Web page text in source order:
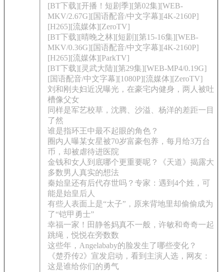
[BT下载][开播！短剧季][第02集][WEB-
MKV/2.67G][国语配音/中文字幕][4K-2160P]
[H265][流媒体][ZeroTV]
[BT下载][晴晚之林][短剧][第15-16集][WEB-
MKV/0.36G][国语配音/中文字幕][4K-2160P]
[H265][流媒体][ParkTV]
[BT下载][灵武大陆][第29集][WEB-MP4/0.19G]
[国语配音/中文字幕][1080P][流媒体][ZeroTV]
刘和刚夫妇近况曝光，在豪宅内健身，两人被吐
槽像父女
同样是军艺校草，沈腾、沙溢、杨洋的差距一目
了然
谁是指环王中最不起眼的角色？
圈内人曝某女星被70岁富豪包养，每月给3万台
币，却被虐待进医院
金钱和女人到底哪个更重要呢？《天道》揭露大
多数男人真实的想法
秦始皇还有后代存世吗？专家：遇到4个姓，可
能是始皇后人
有些人表面上是“太子”，原来背地里却偷偷成为
了“铠甲勇士”
幸福一家！田静爸妈真不一般，许敏和奇奇一起
跳绳，悦悦在旁数数
这些年，Angelababy的脸发生了哪些变化？
《楚乔传2》宣发启动，看到主演人选，网友：
这是谁给你们的勇气